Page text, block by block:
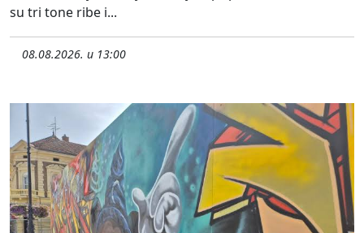
su tri tone ribe i...
08.08.2026. u 13:00